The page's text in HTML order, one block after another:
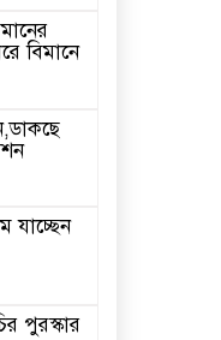
বিমানে
যাচ্ছেন
পুরস্কার